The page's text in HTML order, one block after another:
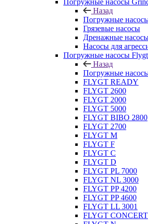
Погружные насосы
Назад
Погружные
Грязевые насосы
Дренажные
Насосы для
Погружные насосы Flygt
Назад
Погружные
FLYGT READY
FLYGT 2600
FLYGT 2000
FLYGT 5000
FLYGT BIBO 2800
FLYGT 2700
FLYGT M
FLYGT F
FLYGT C
FLYGT D
FLYGT PL 7000
FLYGT NL 3000
FLYGT PP 4200
FLYGT PP 4600
FLYGT LL 3001
FLYGT